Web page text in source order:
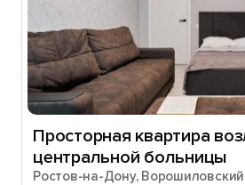
Просторная квартира
центральной больницы
Ростов-на-Дону,